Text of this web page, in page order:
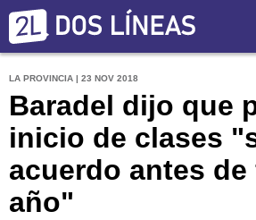
LA PROVINCIA | 23 NOV 2018
Baradel dijo que
inicio de clases
acuerdo antes de
año"